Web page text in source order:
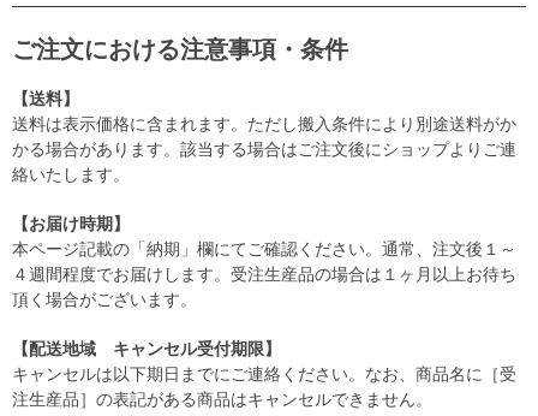
ご注文における注意事項・条件
【送料】
送料は表示価格に含まれます。ただし搬入条件により別途送料がか
かる場合があります。該当する場合はご注文後にショップよりご連
絡いたします。
【お届け時期】
本ページ記載の「納期」欄にてご確認ください。通常、注文後１～
４週間程度でお届けします。受注生産品の場合は１ヶ月以上お待ち
頂く場合がございます。
【配送地域 キャンセル受付期限】
キャンセルは以下期日までにご連絡ください。なお、商品名に［受
注生産品］の表記がある商品はキャンセルできません。